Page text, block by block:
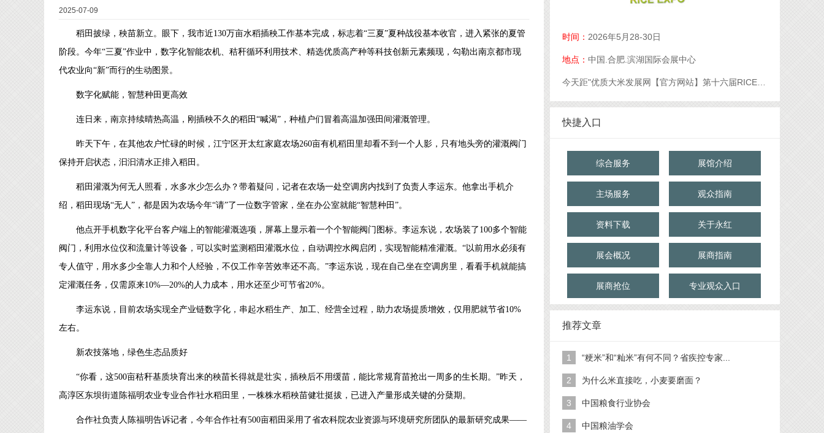
2025-07-09
稻田披绿，秧苗新立。眼下，我市近130万亩水稻插秧工作基本完成，标志着“三夏”夏种战役基本收官，进入紧张的夏管
阶段。今年“三夏”作业中，数字化智能农机、秸秆循环利用技术、精选优质高产种等科技创新元素频现，勾勒出南京都市现
代农业向“新”而行的生动图景。
数字化赋能，智慧种田更高效
连日来，南京持续晴热高温，刚插秧不久的稻田“喊渴”，种植户们冒着高温加强田间灌溉管理。
昨天下午，在其他农户忙碌的时候，江宁区开太红家庭农场260亩有机稻田里却看不到一个人影，只有地头旁的灌溉阀门
保持开启状态，汩汩清水正排入稻田。
稻田灌溉为何无人照看，水多水少怎么办？带着疑问，记者在农场一处空调房内找到了负责人李运东。他拿出手机介
绍，稻田现场“无人”，都是因为农场今年“请”了一位数字管家，坐在办公室就能“智慧种田”。
他点开手机数字化平台客户端上的智能灌溉选项，屏幕上显示着一个个智能阀门图标。李运东说，农场装了100多个智能
阀门，利用水位仪和流量计等设备，可以实时监测稻田灌溉水位，自动调控水阀启闭，实现智能精准灌溉。“以前用水必须有
专人值守，用水多少全靠人力和个人经验，不仅工作辛苦效率还不高。”李运东说，现在自己坐在空调房里，看看手机就能搞
定灌溉任务，仅需原来10%—20%的人力成本，用水还至少可节省20%。
李运东说，目前农场实现全产业链数字化，串起水稻生产、加工、经营全过程，助力农场提质增效，仅用肥就节省10%
左右。
新农技落地，绿色生态品质好
“你看，这500亩秸秆基质块育出来的秧苗长得就是壮实，插秧后不用缓苗，能比常规育苗抢出一周多的生长期。”昨天，
高淳区东坝街道陈福明农业专业合作社水稻田里，一株株水稻秧苗健壮挺拔，已进入产量形成关键的分蘖期。
合作社负责人陈福明告诉记者，今年合作社有500亩稻田采用了省农科院农业资源与环境研究所团队的最新研究成果——
时间： 2026年5月28-30日
地点： 中国.合肥.滨湖国际会展中心
快捷入口
综合服务 展馆介绍
主场服务 观众指南
资料下载 关于永红
展会概况 展商指南
展商抢位 专业观众入口
推荐文章
1 “粳米”和“籼米”有何不同？省疾控专家...
2 为什么米直接吃，小麦要磨面？
3 中国粮食行业协会
4 中国粮油学会